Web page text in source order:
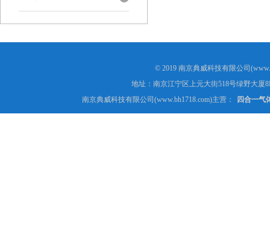
© 2019 南京典威科技有限公司
地址：南京江宁区上元大街518号绿野大厦
南京典威科技有限公司(www.bh1718.com)主营：
四合一气